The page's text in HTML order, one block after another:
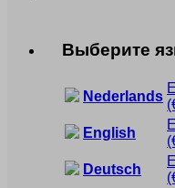
Выберите
Nederlands
English
Deutsch